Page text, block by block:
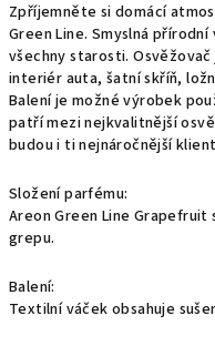
Zpříjemněte si domácí
Green Line. Smyslná
všechny starosti.
interiér auta, šatní skříň,
Balení je možné výrobek
patří mezi nejkvalitnější
budou i ti nejnáročnější
Složení parfému:
Areon Green Line Grapefruit
grepu.
Balení:
Textilní váček obsahuje